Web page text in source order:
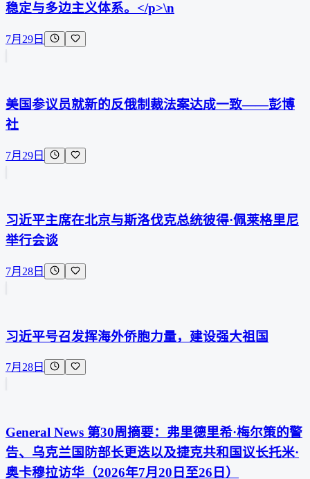
稳定与多边主义体系。</p>\n
7月29日
美国参议员就新的反俄制裁法案达成一致——彭博
社
7月29日
习近平主席在北京与斯洛伐克总统彼得·佩莱格里尼
举行会谈
7月28日
习近平号召发挥海外侨胞力量，建设强大祖国
7月28日
General News 第30周摘要：弗里德里希·梅尔策的警
告、乌克兰国防部长更迭以及捷克共和国议长托米·
奥卡穆拉访华（2026年7月20日至26日）